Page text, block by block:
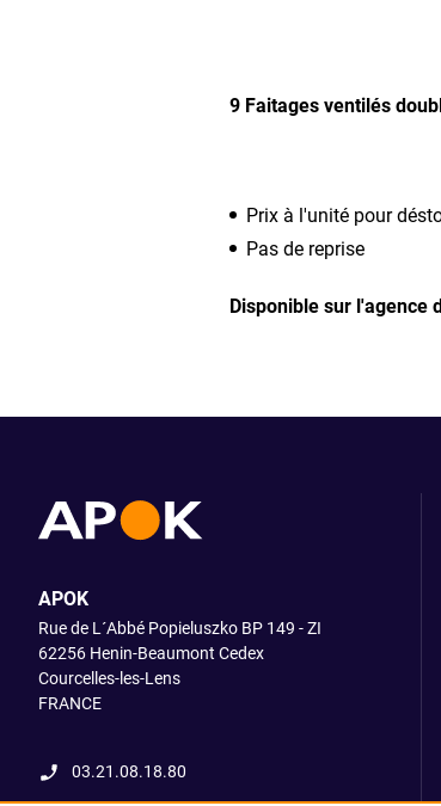
9 Faitages ventilés
Prix à l'unité pour
Pas de reprise
Disponible sur l'agence
APOK
Rue de L´Abbé Popieluszko BP 149 - ZI
62256 Henin-Beaumont Cedex
Courcelles-les-Lens
FRANCE
03.21.08.18.80